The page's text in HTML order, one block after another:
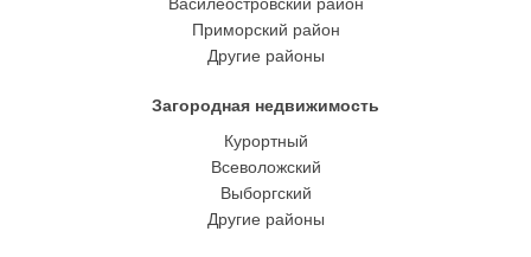
Приморский район
Другие районы
Загородная недвижимость
Курортный
Всеволожский
Выборгский
Другие районы